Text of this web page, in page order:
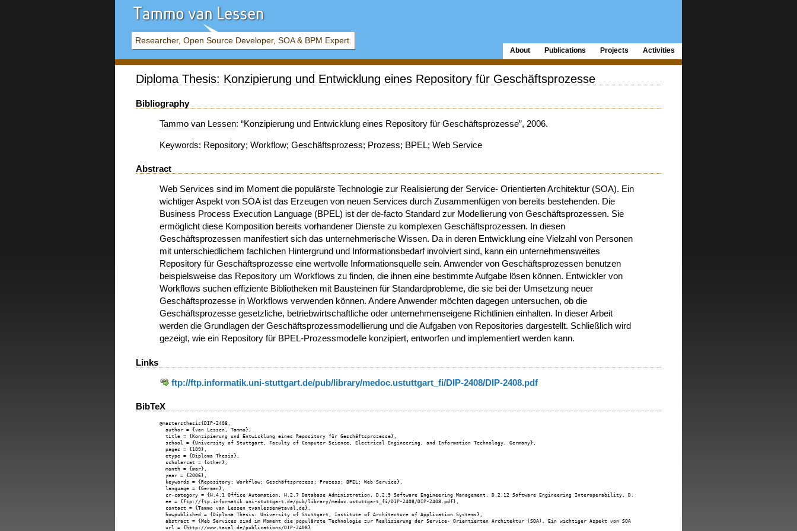
Researcher, Open Source Developer, SOA & BPM Expert.
About Publications Projects Activities
Diploma Thesis: Konzipierung und Entwicklung eines Repository für Geschäftsprozesse
Bibliography
Tammo van Lessen: “Konzipierung und Entwicklung eines Repository für Geschäftsprozesse”, 2006.
Keywords: Repository; Workflow; Geschäftsprozess; Prozess; BPEL; Web Service
Abstract
Web Services sind im Moment die populärste Technologie zur Realisierung der Service- Orientierten Architektur (SOA). Ein
wichtiger Aspekt von SOA ist das Erzeugen von neuen Services durch Zusammenfügen von bereits bestehenden. Die
Business Process Execution Language (BPEL) ist der de-facto Standard zur Modellierung von Geschäftsprozessen. Sie
ermöglicht diese Komposition bereits vorhandener Dienste zu komplexen Geschäftsprozessen. In diesen
Geschäftsprozessen manifestiert sich das unternehmerische Wissen. Da in deren Entwicklung eine Vielzahl von Personen
mit unterschiedlichem fachlichen Hintergrund und Informationsbedarf involviert sind, kann ein unternehmensweites
Repository für Geschäftsprozesse eine wertvolle Informationsquelle sein. Anwender von Geschäftsprozessen benutzen
beispielsweise das Repository um Workflows zu finden, die ihnen eine bestimmte Aufgabe lösen können. Entwickler von
Workflows suchen effiziente Bibliotheken mit Bausteinen für Standardprobleme, die sie bei der Umsetzung neuer
Geschäftsprozesse in Workflows verwenden können. Andere Anwender möchten dagegen untersuchen, ob die
Geschäftsprozesse gesetzliche, betriebwirtschaftliche oder unternehmenseigene Richtlinien einhalten. In dieser Arbeit
werden die Grundlagen der Geschäftsprozessmodellierung und die Aufgaben von Repositories dargestellt. Schließlich wird
gezeigt, wie ein Repository für BPEL-Prozessmodelle konzipiert, entworfen und implementiert werden kann.
Links
ftp://ftp.informatik.uni-stuttgart.de/pub/library/medoc.ustuttgart_fi/DIP-2408/DIP-2408.pdf
BibTeX
@mastersthesis{DIP-2408,
  author = {van Lessen, Tammo},
  title = {Konzipierung und Entwicklung eines Repository für Geschäftsprozesse},
  school = {University of Stuttgart, Faculty of Computer Science, Electrical Engineering, and Information Technology, Germany},
  pages = {109},
  etype = {Diploma Thesis},
  scholarcat = {other},
  month = {mar},
  year = {2006},
  keywords = {Repository; Workflow; Geschäftsprozess; Prozess; BPEL; Web Service},
  language = {German},
  cr-category = {H.4.1 Office Automation, H.2.7 Database Administration, D.2.9 Software Engineering Management, D.2.12 Software Engineering Interoperability, D.2.13 Software Engineering Reusable Software},
  ee = {ftp://ftp.informatik.uni-stuttgart.de/pub/library/medoc.ustuttgart_fi/DIP-2408/DIP-2408.pdf},
  contact = {Tammo van Lessen tvanlessen@taval.de},
  howpublished = {Diploma Thesis: University of Stuttgart, Institute of Architecture of Application Systems},
abstract = {Web Services sind im Moment die populärste Technologie zur Realisierung der Service- Orientierten Architektur (SOA). Ein wichtiger Aspekt von SOA ist das Erzeugen von neuen Services durch
  url = {http://www.taval.de/publications/DIP-2408}